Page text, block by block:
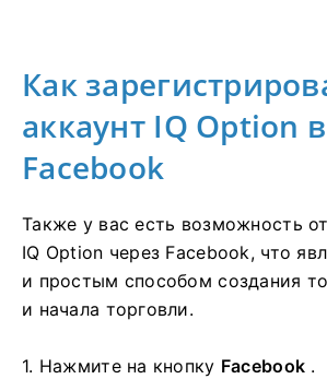
Как
аккаунт IQ Option в
Facebook
Также у вас есть возможность
IQ Option через Facebook, что
и простым способом создания
и начала торговли.
1. Нажмите на кнопку Facebook .